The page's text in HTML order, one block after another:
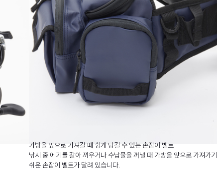
가방을 앞으로 가져갈 때 쉽게 당길 수 있는 손잡이 벨트
낚시 중 에기를 갈아 끼우거나 수납물을 꺼낼 때 가방을 앞으로 가져가기
쉬운 손잡이 벨트가 달려 있습니다.